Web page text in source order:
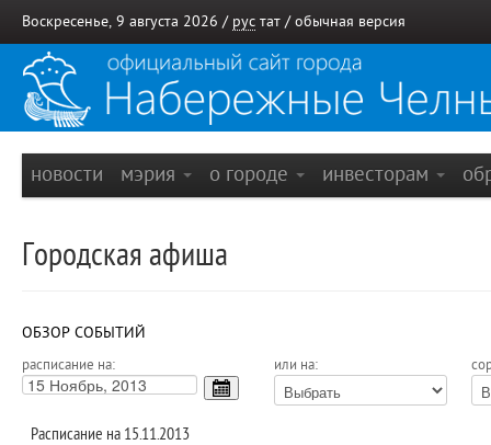
Воскресенье, 9 августа 2026 / рус тат / обычная версия
новости мэрия о городе инвесторам
Городская афиша
ОБЗОР СОБЫТИЙ
расписание на: или на:
Расписание на 15.11.2013